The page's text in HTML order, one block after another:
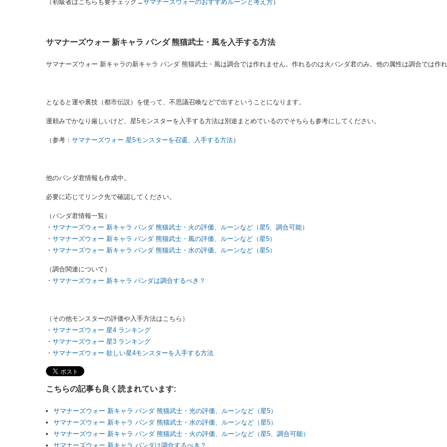
（初級者はこちらも要チェック→サマナーズウォーのおすすめルーンと考え方）
サマナーズウォー 新キャラ パンダ 熊猫武士・風を入手する方法
サマナーズウォー 新キャラの新キャラ パンダ 熊猫武士・風は調合では作れません。作れるのは火パンダ君のみ。他の属性は調合では作
となると運や裏技（都市伝説）を使って、不思議召喚などで出すということになります。
運頼みでかなり厳しいけど、星5モンスターを入手する方法は別途まとめているのでそちらも参考にしてください。
（参考： サマナーズウォー 星5モンスターを召還、入手する方法）
他のパンダ君情報も作成中。
必要に応じてリンク先で確認してください。
（パンダ君情報一覧）
・ サマナーズウォー 新キャラ パンダ 熊猫武士・火の評価、ルーンなど（星5、調合可能）
・ サマナーズウォー 新キャラ パンダ 熊猫武士・風の評価、ルーンなど（星5）
・ サマナーズウォー 新キャラ パンダ 熊猫武士・水の評価、ルーンなど（星5）
（調合関連について）
・ サマナーズウォー 新キャラ パンダは調合するべき？
（その他モンスターの評価や入手方法はこちら）
・ サマナーズウォー 星4 ランキング
・ サマナーズウォー 星3 ランキング
・ サマナーズウォー 欲しい星4モンスターを入手する方法
こちらの記事も良く読まれています:
サマナーズウォー 新キャラ パンダ 熊猫武士・光の評価、ルーンなど（星5）
サマナーズウォー 新キャラ パンダ 熊猫武士・水の評価、ルーンなど（星5）
サマナーズウォー 新キャラ パンダ 熊猫武士・火の評価、ルーンなど（星5、調合可能）
サマナーズウォー 新キャラ パンダは調合するべき？